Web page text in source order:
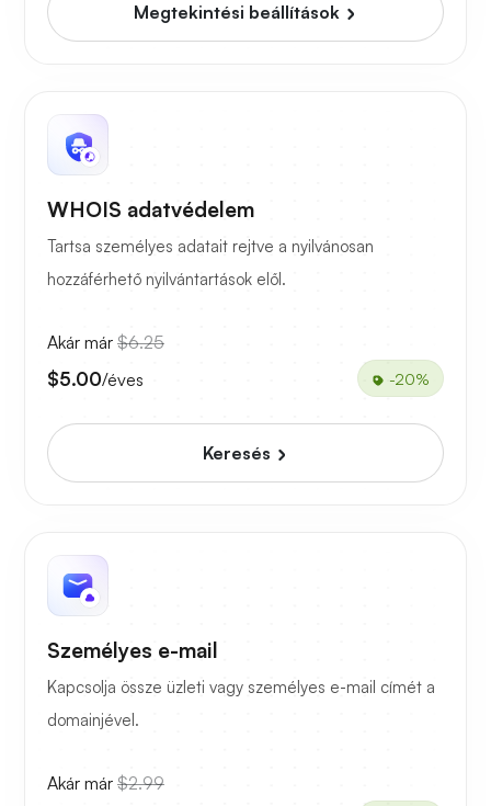
Megtekintési beállítások
WHOIS adatvédelem
Tartsa személyes adatait rejtve a nyilvánosan
hozzáférhető nyilvántartások elől.
Akár már $6.25
$5.00/éves -20%
Keresés
Személyes e-mail
Kapcsolja össze üzleti vagy személyes e-mail címét a
domainjével.
Akár már $2.99